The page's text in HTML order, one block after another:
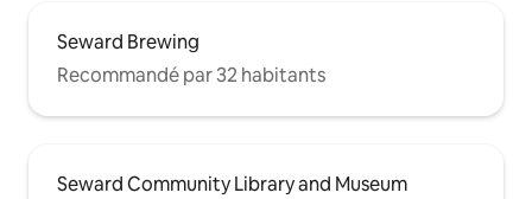
Seward Brewing
Recommandé par 32 habitants
Seward Community Library and Museum